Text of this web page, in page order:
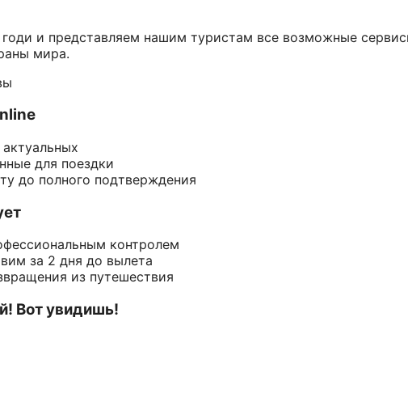
и представляем нашим туристам все возможные
мира.
для поездки
до полного подтверждения
контролем
за 2 дня до вылета
из путешествия
Вот увидишь!